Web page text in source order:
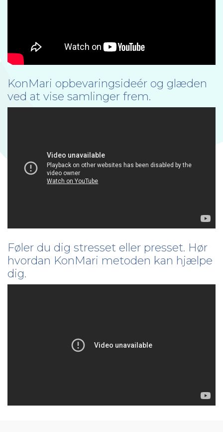
KonMari opbevaringsideér og glæden
ved at vise samlinger frem.
Føler du dig stresset eller presset. Hør
hvordan KonMari metoden kan hjælpe
dig.